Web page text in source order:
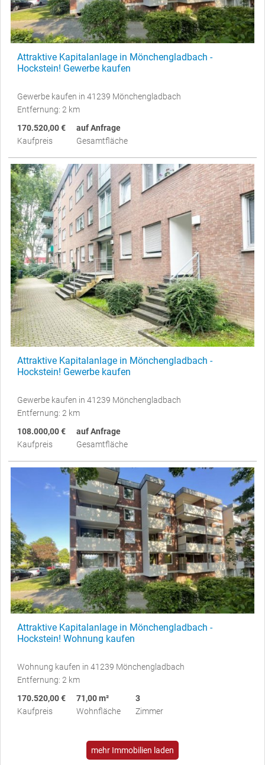
Attraktive Kapitalanlage in Mönchengladbach -
Hockstein! Gewerbe kaufen
Gewerbe kaufen in 41239 Mönchengladbach
Entfernung: 2 km
170.520,00 €
Kaufpreis
auf Anfrage
Gesamtfläche
Attraktive Kapitalanlage in Mönchengladbach -
Hockstein! Gewerbe kaufen
Gewerbe kaufen in 41239 Mönchengladbach
Entfernung: 2 km
108.000,00 €
Kaufpreis
auf Anfrage
Gesamtfläche
Attraktive Kapitalanlage in Mönchengladbach -
Hockstein! Wohnung kaufen
Wohnung kaufen in 41239 Mönchengladbach
Entfernung: 2 km
170.520,00 €
Kaufpreis
71,00 m²
Wohnfläche
3
Zimmer
mehr Immobilien laden